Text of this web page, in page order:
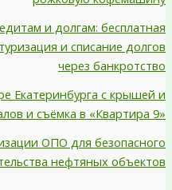
и долгам: бесплатная
и списание долгов
через банкротство
Екатеринбурга с крышей и
и съёмка в «Квартира 9»
ОПО для безопасного
нефтяных объектов